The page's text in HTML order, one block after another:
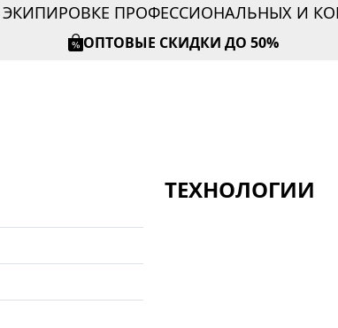
ПРОФЕССИОНАЛЬНЫХ И
ОПТОВЫЕ СКИДКИ ДО 50%
ТЕХНОЛОГИИ